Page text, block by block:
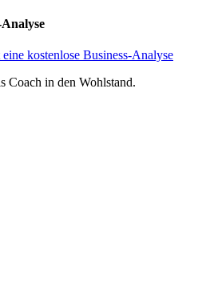
kostenlose Business-Analyse
Coach in den Wohlstand.